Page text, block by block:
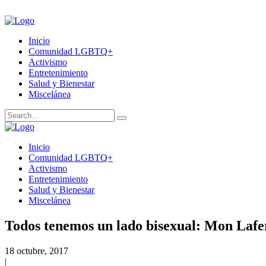
Inicio
Comunidad LGBTQ+
Activismo
Entretenimiento
Salud y Bienestar
Miscelánea
Inicio
Comunidad LGBTQ+
Activismo
Entretenimiento
Salud y Bienestar
Miscelánea
Todos tenemos un lado bisexual: Mon
18 octubre, 2017
|